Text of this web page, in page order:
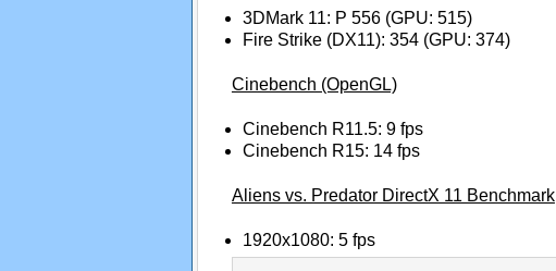
3DMark 11: P 556 (GPU: 515)
Fire Strike (DX11): 354 (GPU: 374)
Cinebench (OpenGL)
Cinebench R11.5: 9 fps
Cinebench R15: 14 fps
Aliens vs. Predator DirectX 11 Benchmark
1920x1080: 5 fps